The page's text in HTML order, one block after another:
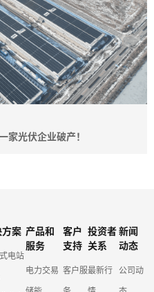
光伏企业破产！
案
电站
产品和
服务
电力交易
客户
支持
客户服
投资者
关系
最新行
新闻
动态
公司动